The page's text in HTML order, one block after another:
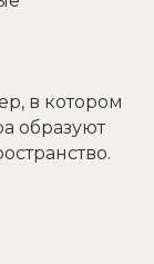
в котором
образуют